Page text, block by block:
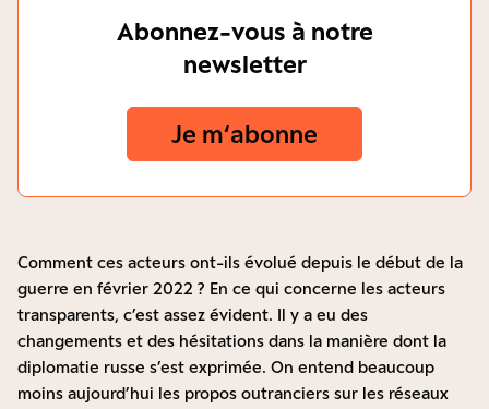
Abonnez-vous à notre
newsletter
Je m‘abonne
Comment ces acteurs ont-ils évolué depuis le début de la
guerre en février 2022 ? En ce qui concerne les acteurs
transparents, c’est assez évident. Il y a eu des
changements et des hésitations dans la manière dont la
diplomatie russe s’est exprimée. On entend beaucoup
moins aujourd’hui les propos outranciers sur les réseaux